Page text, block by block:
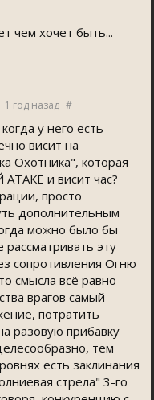
чем хочет быть...
1 год назад #
у него есть
висит на
Охотника", которая
и висит час?
просто
дополнительным
можно было бы
эту
сопротивления Огню
смысла всё равно
врагов самый
потратить
разовую прибавку
тем
есть заклинания
стрела" 3-го